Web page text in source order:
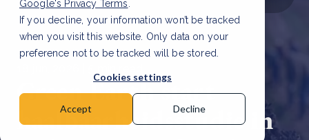
Google's Privacy Terms
If you decline, your information won’t be tracked
when you visit this website. Only data on your
preference not to be tracked will be stored.
Cookies settings
Accept Decline
Green Earth start
haalbaarheidsstudie in